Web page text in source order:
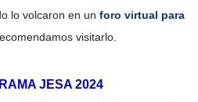
lo volcaron en un foro virtual para
visitarlo.
JESA 2024